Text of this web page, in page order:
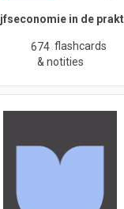
in de
674 flashcards
& notities